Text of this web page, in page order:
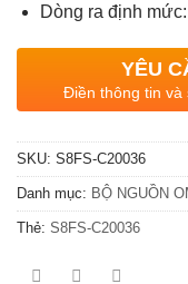
Dòng ra định
YÊU
Điền thông tin và
SKU: S8FS-C20036
Danh mục: BỘ NGUỒN
Thẻ: S8FS-C20036